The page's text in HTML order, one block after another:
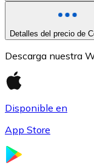
Detalles del precio de
Descarga nuestra
Disponible en
App Store